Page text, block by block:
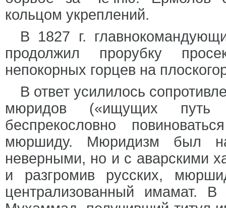
кольцом укреплений.
В 1827 г.
продолжил прорубку
непокорных горцев на
В ответ усилилось
мюридов («ищущих
беспрекословно
мюршиду. Мюридизм был
неверными, но и с аварскими
и разгромив русских,
централизованный имамат.